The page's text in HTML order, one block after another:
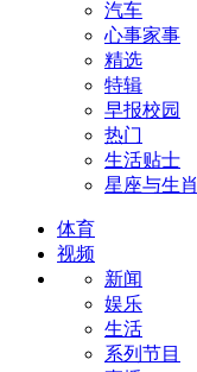
汽车
心事家事
精选
特辑
早报校园
热门
生活贴士
星座与生肖
体育
视频
新闻
娱乐
生活
系列节目